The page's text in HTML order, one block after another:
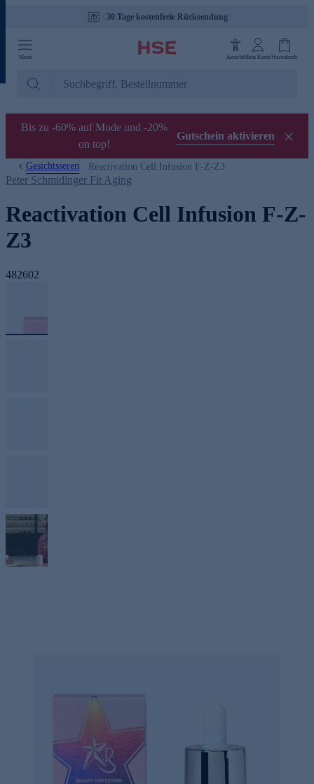
30 Tage kostenfreie Rücksendung
Menü AnsichtMein KontoWarenkorb
Bis zu -60% auf Mode und -20%
on top!
Gutschein aktivieren
Gesichtsseren Reactivation Cell Infusion F-Z-Z3
Peter Schmidinger Fit Aging
Reactivation Cell Infusion F-Z-
Z3
482602